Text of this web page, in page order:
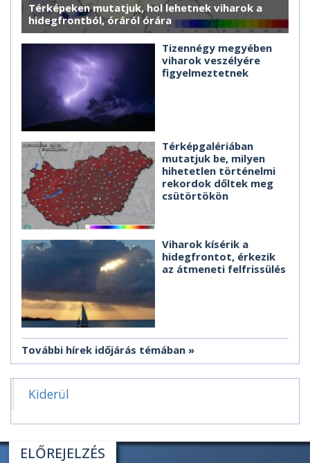
Térképeken mutatjuk, hol lehetnek viharok a
hidegfrontból, óráról órára
Tizennégy megyében
viharok veszélyére
figyelmeztetnek
Térképgalériában
mutatjuk be, milyen
hihetetlen történelmi
rekordok dőltek meg
csütörtökön
Viharok kísérik a
hidegfrontot, érkezik
az átmeneti felfrissülés
További hírek időjárás témában
Kiderül
ELŐREJELZÉS